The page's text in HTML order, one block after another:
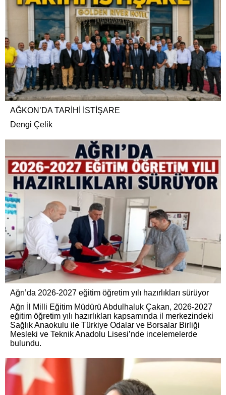
AĞKON’DA TARİHİ İSTİŞARE
Dengi Çelik
Ağrı’da 2026-2027 eğitim öğretim yılı hazırlıkları sürüyor
Ağrı İl Milli Eğitim Müdürü Abdulhaluk Çakan, 2026-2027
eğitim öğretim yılı hazırlıkları kapsamında il merkezindeki
Sağlık Anaokulu ile Türkiye Odalar ve Borsalar Birliği
Mesleki ve Teknik Anadolu Lisesi’nde incelemelerde
bulundu.